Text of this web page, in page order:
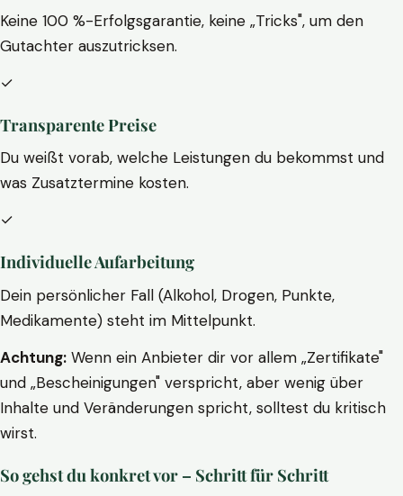
Keine 100 %-Erfolgsgarantie, keine „Tricks", um den
Gutachter auszutricksen.
✓
Transparente Preise
Du weißt vorab, welche Leistungen du bekommst und
was Zusatztermine kosten.
✓
Individuelle Aufarbeitung
Dein persönlicher Fall (Alkohol, Drogen, Punkte,
Medikamente) steht im Mittelpunkt.
Achtung: Wenn ein Anbieter dir vor allem „Zertifikate"
und „Bescheinigungen" verspricht, aber wenig über
Inhalte und Veränderungen spricht, solltest du kritisch
wirst.
So gehst du konkret vor – Schritt für Schritt